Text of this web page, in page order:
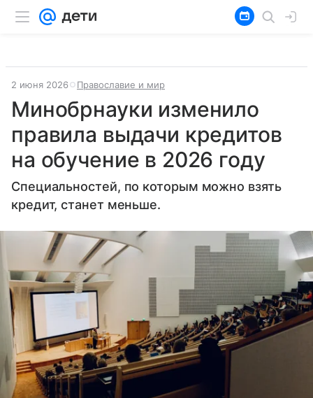
2 июня 2026 Православие и мир
Минобрнауки изменило
правила выдачи кредитов
на обучение в 2026 году
Специальностей, по которым можно взять
кредит, станет меньше.